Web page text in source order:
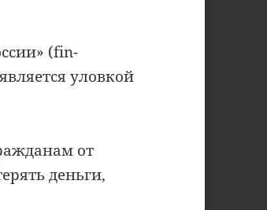
(fin-
уловкой
от
деньги,